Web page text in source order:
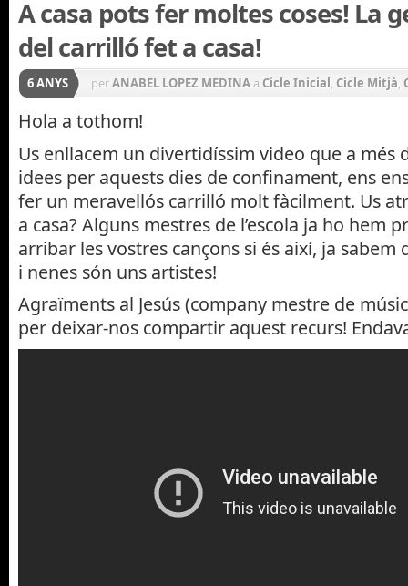
A casa pots fer moltes coses! La
del carrilló fet a casa!
6 ANYS perANABEL LOPEZ MEDINA a Cicle Inicial Cicle Mitjà
Infantil
,
Hola a tothom!
Us enllacem un divertidíssim video que a més
idees per aquests dies de confinament, ens
fer un meravellós carrilló molt fàcilment. Us
a casa? Alguns mestres de l’escola ja ho hem
arribar les vostres cançons si és així, ja sabem
i nenes són uns artistes!
Agraïments al Jesús (company mestre de
per deixar-nos compartir aquest recurs!